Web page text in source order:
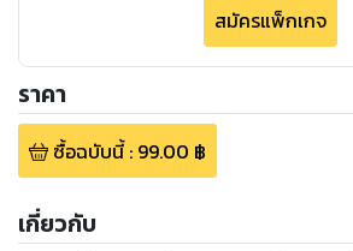
สมัครแพ็กเกจ
ราคา
ซื้อฉบับนี้: 99.00 ฿
เกี่ยวกับ